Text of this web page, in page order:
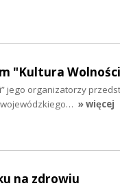
"Kultura
jego organizatorzy
» więcej
na zdrowiu